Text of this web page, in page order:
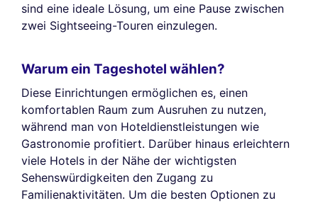
sind eine ideale Lösung, um eine Pause zwischen
zwei Sightseeing-Touren einzulegen.
Warum ein Tageshotel wählen?
Diese Einrichtungen ermöglichen es, einen
komfortablen Raum zum Ausruhen zu nutzen,
während man von Hoteldienstleistungen wie
Gastronomie profitiert. Darüber hinaus erleichtern
viele Hotels in der Nähe der wichtigsten
Sehenswürdigkeiten den Zugang zu
Familienaktivitäten. Um die besten Optionen zu